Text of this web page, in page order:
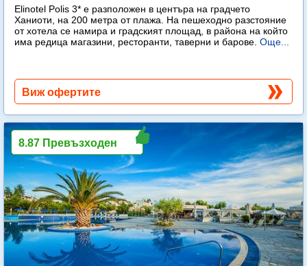
Elinotel Polis 3* е разположен в центъра на градчето
Ханиоти, на 200 метра от плажа. На пешеходно разстояние
от хотела се намира и градският площад, в района на който
има редица магазини, ресторанти, таверни и барове. Още...
Виж офертите
8.87 Превъзходен